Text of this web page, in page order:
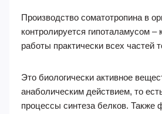
Производство соматотропина в
контролируется гипоталамусом –
работы практически всех частей
Это биологически активное
анаболическим действием, то
процессы синтеза белков. Также